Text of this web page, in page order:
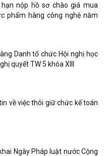
nộp hồ sơ chào giá mua
phẩm hàng công nghệ năm
Danh tổ chức Hội nghị học
quyết TW 5 khóa XIII
về việc thôi giữ chức kế toán
Ngày Pháp luật nước Cộng